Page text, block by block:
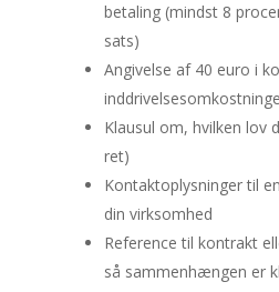
betaling (mindst 8
sats)
Angivelse af 40 euro i
Klausul om, hvilken lov
ret)
Kontaktoplysninger til
din virksomhed
Reference til kontrakt
så sammenhængen er